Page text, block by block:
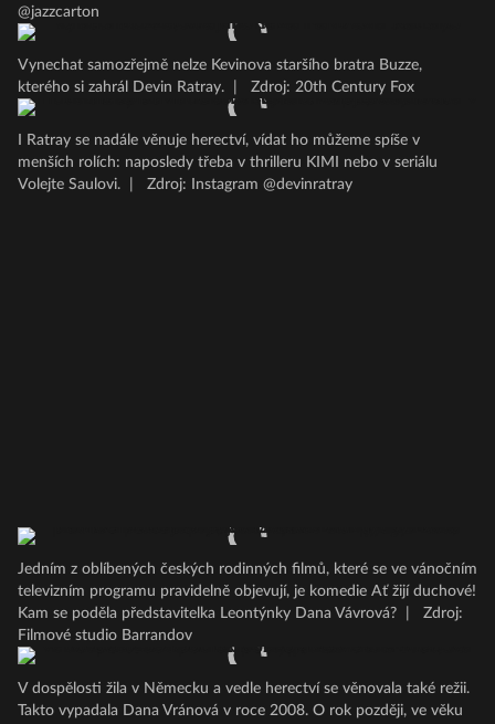
@jazzcarton
Vynechat samozřejmě nelze Kevinova staršího bratra Buzze,
kterého si zahrál Devin Ratray.
Zdroj: 20th Century Fox
I Ratray se nadále věnuje herectví, vídat ho můžeme spíše v
menších rolích: naposledy třeba v thrilleru KIMI nebo v seriálu
Volejte Saulovi.
Zdroj: Instagram @devinratray
Jedním z oblíbených českých rodinných filmů, které se ve vánočním
televizním programu pravidelně objevují, je komedie Ať žijí duchové!
Kam se poděla představitelka Leontýnky Dana Vávrová?
Zdroj:
Filmové studio Barrandov
V dospělosti žila v Německu a vedle herectví se věnovala také režii.
Takto vypadala Dana Vránová v roce 2008. O rok později, ve věku